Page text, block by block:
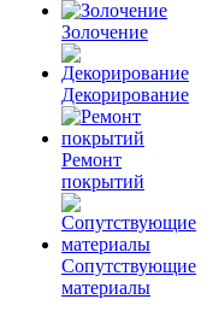
Золочение
Декорирование
Ремонт
покрытий
Сопутствующие
материалы